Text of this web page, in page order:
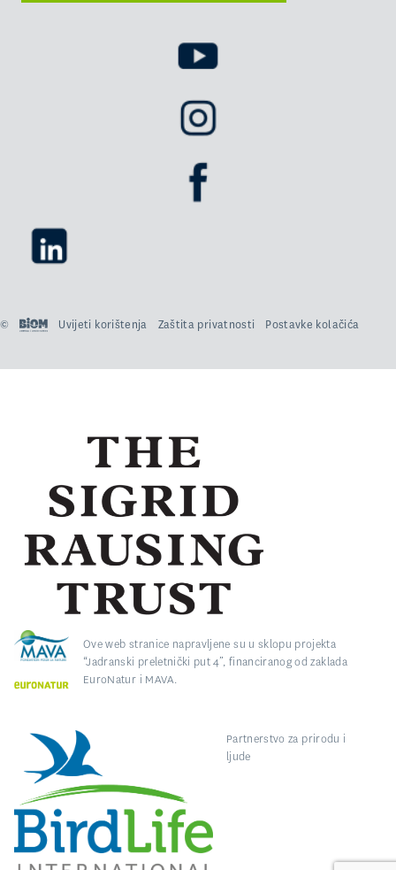
© Uvijeti korištenja Zaštita privatnosti Postavke kolačića
Ove web stranice napravljene su u sklopu projekta
“Jadranski preletnički put 4”, financiranog od zaklada
EuroNatur i MAVA.
Partnerstvo za prirodu i
ljude